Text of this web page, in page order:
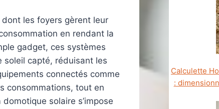
dont les foyers gèrent leur
en rendant la
gadget, ces systèmes
capté, réduisant les
connectés comme
consommations, tout en
solaire s’impose
Calculette
: